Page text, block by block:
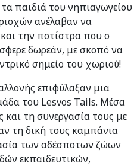
παιδιά του νηπιαγωγείου
ανέλαβαν να
την ποτίστρα που ο
δωρεάν, με σκοπό να
σημείο του χωριού!
επιφύλαξαν μια
του Lesvos Tails. Μέσα
και τη συνεργασία τους με
τη δική τους καμπάνια
των αδέσποτων ζώων
εκπαιδευτικών,